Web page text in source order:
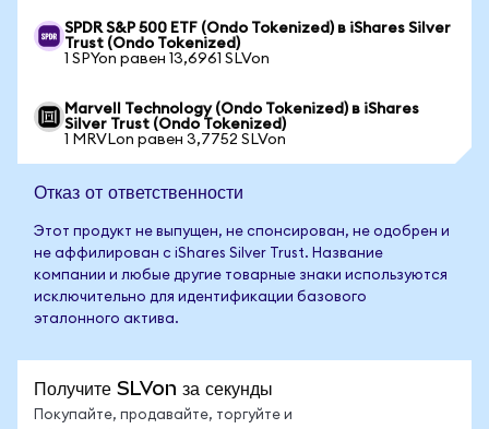
SPDR S&P 500 ETF (Ondo Tokenized) в iShares Silver
Trust (Ondo Tokenized)
1 SPYon равен 13,6961 SLVon
Marvell Technology (Ondo Tokenized) в iShares
Silver Trust (Ondo Tokenized)
1 MRVLon равен 3,7752 SLVon
Отказ от ответственности
Этот продукт не выпущен, не спонсирован, не одобрен и
не аффилирован с iShares Silver Trust. Название
компании и любые другие товарные знаки используются
исключительно для идентификации базового
эталонного актива.
Получите SLVon за секунды
Покупайте, продавайте, торгуйте и